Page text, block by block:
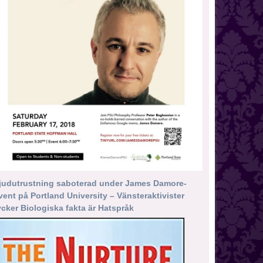
saboterad under James Damore-
på Portland University – Vänsteraktivister
Biologiska fakta är Hatspråk